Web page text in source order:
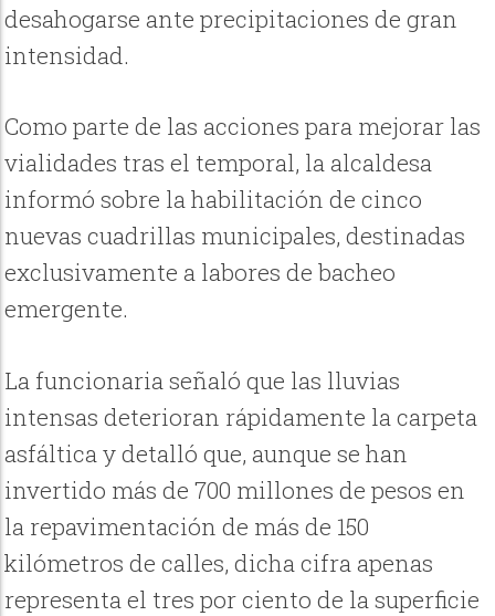
desahogarse ante precipitaciones de gran
intensidad.
Como parte de las acciones para mejorar las
vialidades tras el temporal, la alcaldesa
informó sobre la habilitación de cinco
nuevas cuadrillas municipales, destinadas
exclusivamente a labores de bacheo
emergente.
La funcionaria señaló que las lluvias
intensas deterioran rápidamente la carpeta
asfáltica y detalló que, aunque se han
invertido más de 700 millones de pesos en
la repavimentación de más de 150
kilómetros de calles, dicha cifra apenas
representa el tres por ciento de la superficie